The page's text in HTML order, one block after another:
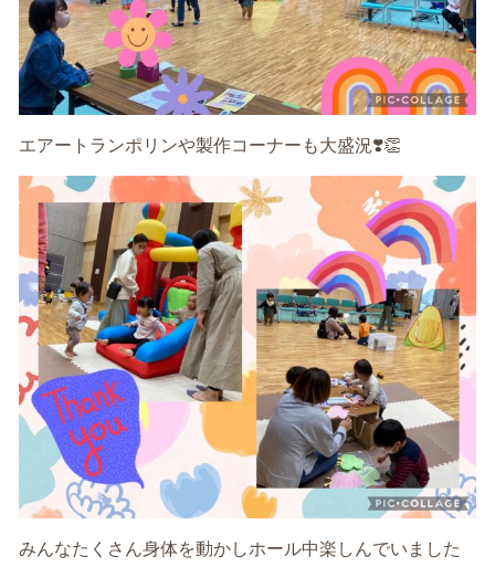
エアートランポリンや製作コーナーも大盛況❣️👏
みんなたくさん身体を動かしホール中楽しんでいました